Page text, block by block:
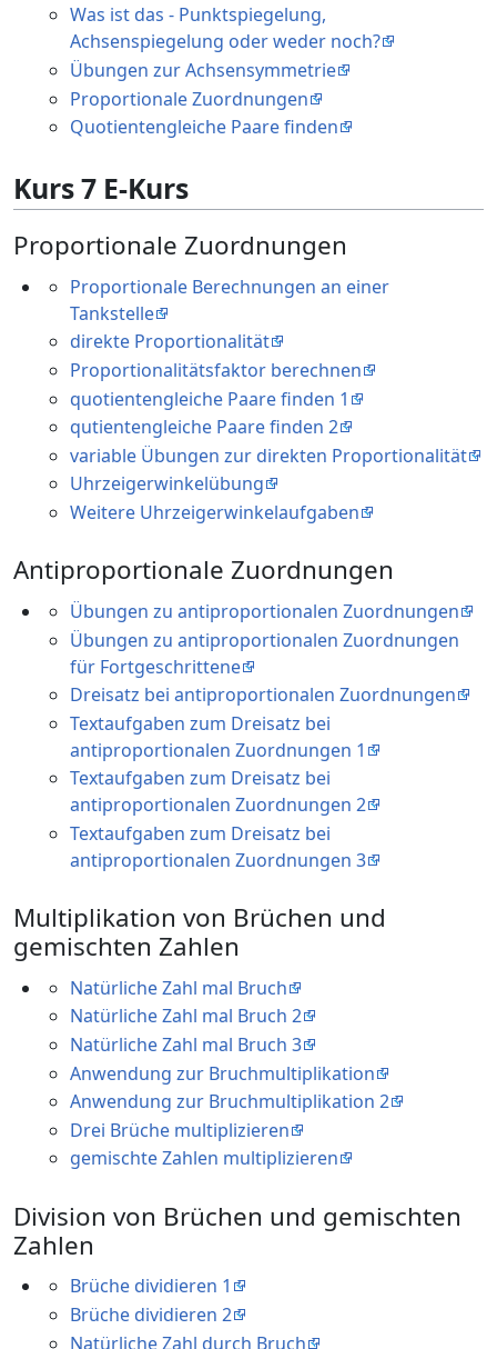
Was ist das - Punktspiegelung,
Achsenspiegelung oder weder noch?
Übungen zur Achsensymmetrie
Proportionale Zuordnungen
Quotientengleiche Paare finden
Kurs 7 E-Kurs
Proportionale Zuordnungen
Proportionale Berechnungen an einer
Tankstelle
direkte Proportionalität
Proportionalitätsfaktor berechnen
quotientengleiche Paare finden 1
qutientengleiche Paare finden 2
variable Übungen zur direkten Proportionalität
Uhrzeigerwinkelübung
Weitere Uhrzeigerwinkelaufgaben
Antiproportionale Zuordnungen
Übungen zu antiproportionalen Zuordnungen
Übungen zu antiproportionalen Zuordnungen
für Fortgeschrittene
Dreisatz bei antiproportionalen Zuordnungen
Textaufgaben zum Dreisatz bei
antiproportionalen Zuordnungen 1
Textaufgaben zum Dreisatz bei
antiproportionalen Zuordnungen 2
Textaufgaben zum Dreisatz bei
antiproportionalen Zuordnungen 3
Multiplikation von Brüchen und
gemischten Zahlen
Natürliche Zahl mal Bruch
Natürliche Zahl mal Bruch 2
Natürliche Zahl mal Bruch 3
Anwendung zur Bruchmultiplikation
Anwendung zur Bruchmultiplikation 2
Drei Brüche multiplizieren
gemischte Zahlen multiplizieren
Division von Brüchen und gemischten
Zahlen
Brüche dividieren 1
Brüche dividieren 2
Natürliche Zahl durch Bruch